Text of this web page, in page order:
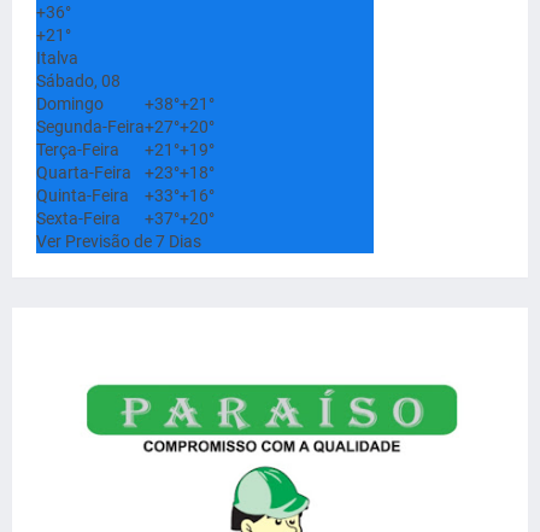
+36°
+21°
Italva
Sábado, 08
Domingo
+38°+21°
Segunda-Feira+27°+20°
Terça-Feira
+21°+19°
Quarta-Feira
+23°+18°
Quinta-Feira
+33°+16°
Sexta-Feira
+37°+20°
Ver Previsão de 7 Dias